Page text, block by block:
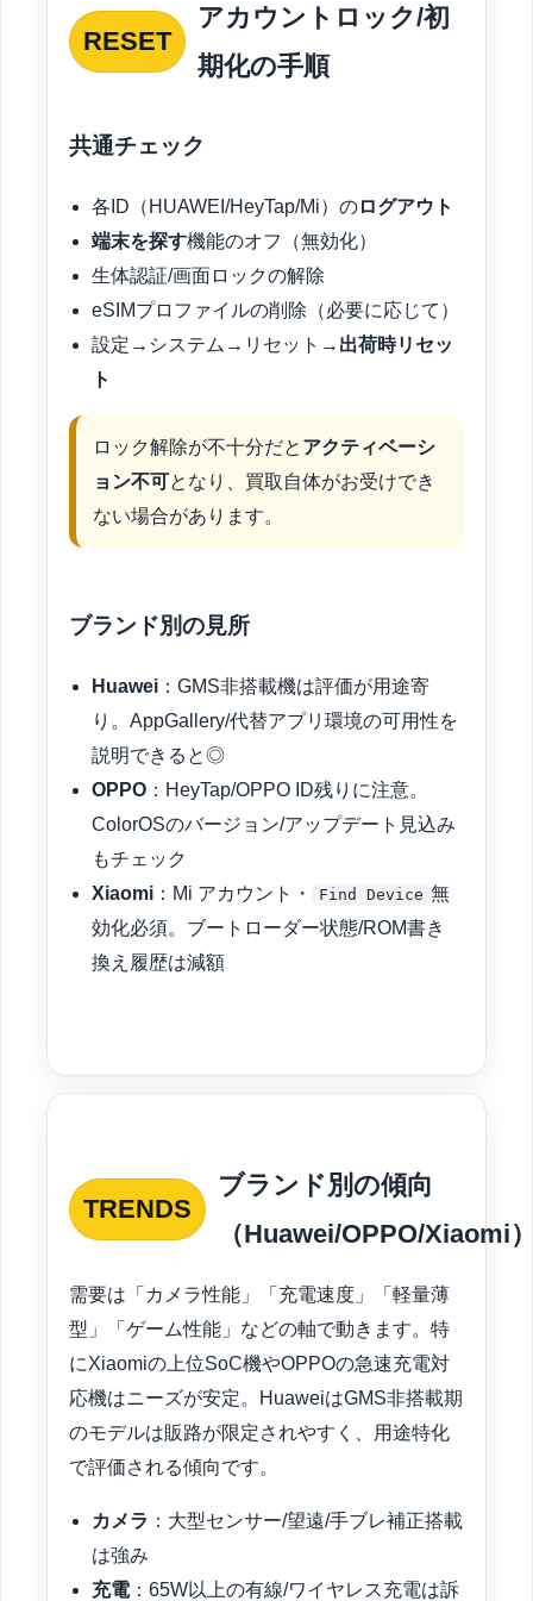
RESET
アカウントロック/初
期化の手順
共通チェック
各ID（HUAWEI/HeyTap/Mi）のログアウト
端末を探す機能のオフ（無効化）
生体認証/画面ロックの解除
eSIMプロファイルの削除（必要に応じて）
設定→システム→リセット→ 出荷時リセッ
ト
ロック解除が不十分だと アクティベーシ
ョン不可となり、買取自体がお受けでき
ない場合があります。
ブランド別の見所
Huawei ：GMS非搭載機は評価が用途寄
り。AppGallery/代替アプリ環境の可用性を
説明できると◎
OPPO ：HeyTap/OPPO ID残りに注意。
ColorOSのバージョン/アップデート見込み
もチェック
Xiaomi ：Mi アカウント・ Find Device 無
効化必須。ブートローダー状態/ROM書き
換え履歴は減額
TRENDS
ブランド別の傾向
（Huawei/OPPO/Xiaomi
需要は「カメラ性能」「充電速度」「軽量薄
型」「ゲーム性能」などの軸で動きます。特
にXiaomiの上位SoC機やOPPOの急速充電対
応機はニーズが安定。HuaweiはGMS非搭載期
のモデルは販路が限定されやすく、用途特化
で評価される傾向です。
カメラ ：大型センサー/望遠/手ブレ補正搭載
は強み
充電：65W以上の有線/ワイヤレス充電は訴